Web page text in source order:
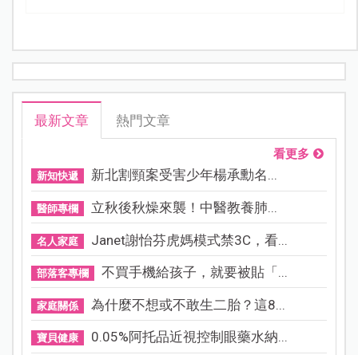
最新文章 熱門文章
看更多
新知快遞 新北割頸案受害少年楊承勳名...
醫師專欄 立秋後秋燥來襲！中醫教養肺...
名人家庭 Janet謝怡芬虎媽模式禁3C，看...
部落客專欄 不買手機給孩子，就要被貼「...
家庭關係 為什麼不想或不敢生二胎？這8...
寶貝健康 0.05%阿托品近視控制眼藥水納...